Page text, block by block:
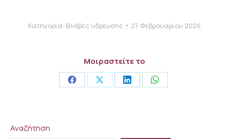
Κατηγορία: Βλάβες ύδρευσης 27 Φεβρουαρίου 2026
Μοιραστείτε το
Share Share Share Share
Αναζήτηση